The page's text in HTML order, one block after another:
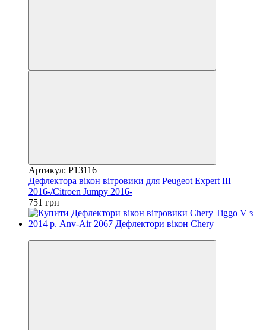
Артикул: P13116
Дефлектора вікон вітровики для Peugeot Expert III
2016-/Citroen Jumpy 2016-
751 грн